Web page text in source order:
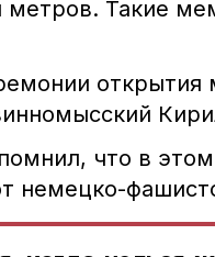
Такие
открытия
что в
немецко-